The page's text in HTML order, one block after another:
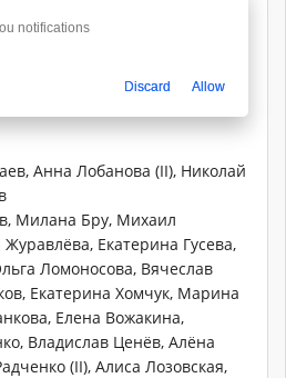
Анна Лобанова (II), Николай
Милана Бру, Михаил
Екатерина Гусева,
Ломоносова, Вячеслав
Екатерина Хомчук, Марина
Елена Вожакина,
Владислав Ценёв, Алёна
(II), Алиса Лозовская,
notifications
Discard Allow